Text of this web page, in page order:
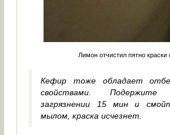
Лимон отчистил пятно краски
Кефир тоже обладает
свойствами.
загрязнении 15 мин и
мылом, краска исчезнет.